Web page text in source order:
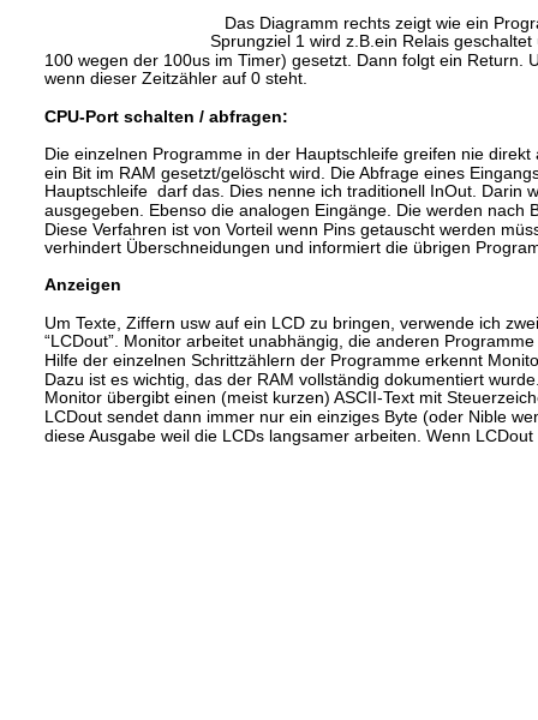
Das Diagramm rechts zeigt wie ein
Sprungziel 1 wird z.B.ein Relais
100 wegen der 100us im Timer) gesetzt. Dann folgt ein
wenn dieser Zeitzähler auf 0 steht.
CPU-Port schalten / abfragen:
Die einzelnen Programme in der Hauptschleife greifen nie
ein Bit im RAM gesetzt/gelöscht wird. Die Abfrage eines
Hauptschleife  darf das. Dies nenne ich traditionell InOut.
ausgegeben. Ebenso die analogen Eingänge. Die werden nach
Diese Verfahren ist von Vorteil wenn Pins getauscht werden
verhindert Überschneidungen und informiert die übrigen
Anzeigen
Um Texte, Ziffern usw auf ein LCD zu bringen, verwende ich
“LCDout”. Monitor arbeitet unabhängig, die anderen
Hilfe der einzelnen Schrittzählern der Programme erkennt
Dazu ist es wichtig, das der RAM vollständig dokumentiert
Monitor übergibt einen (meist kurzen) ASCII-Text mit
LCDout sendet dann immer nur ein einziges Byte (oder Nible
diese Ausgabe weil die LCDs langsamer arbeiten. Wenn